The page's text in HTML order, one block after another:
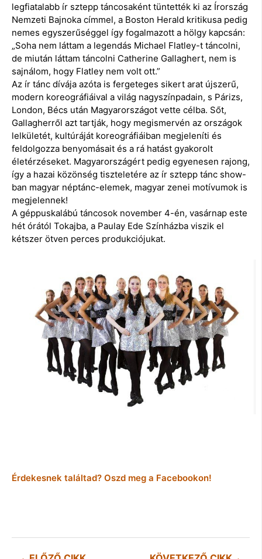
legfiatalabb ír sztepp táncosaként tüntették ki az Írország
Nemzeti Bajnoka címmel, a Boston Herald kritikusa pedig
nemes egyszerűséggel így fogalmazott a hölgy kapcsán:
„Soha nem láttam a legendás Michael Flatley-t táncolni,
de miután láttam táncolni Catherine Gallaghert, nem is
sajnálom, hogy Flatley nem volt ott.”
Az ír tánc dívája azóta is fergeteges sikert arat újszerű,
modern koreográfiáival a világ nagyszínpadain, s Párizs,
London, Bécs után Magyarországot vette célba. Sőt,
Gallagherről azt tartják, hogy megismervén az országok
lelkületét, kultúráját koreográfiáiban megjeleníti és
feldolgozza benyomásait és a rá hatást gyakorolt
életérzéseket. Magyarországért pedig egyenesen rajong,
így a hazai közönség tiszteletére az ír sztepp tánc show-
ban magyar néptánc-elemek, magyar zenei motívumok is
megjelennek!
A géppuskalábú táncosok november 4-én, vasárnap este
hét órától Tokajba, a Paulay Ede Színházba viszik el
kétszer ötven perces produkciójukat.
Érdekesnek találtad? Oszd meg a Facebookon!